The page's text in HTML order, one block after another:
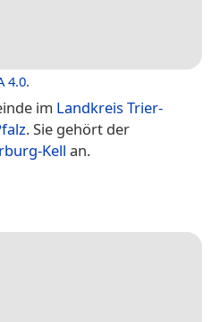
4.0.
im Landkreis Trier-
. Sie gehört der
Kell an.